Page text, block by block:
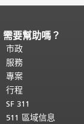
頁面內容結束。
都會重複顯示。
需要幫助嗎？
市政
服務
專案
行程
SF 311
511 區域信息